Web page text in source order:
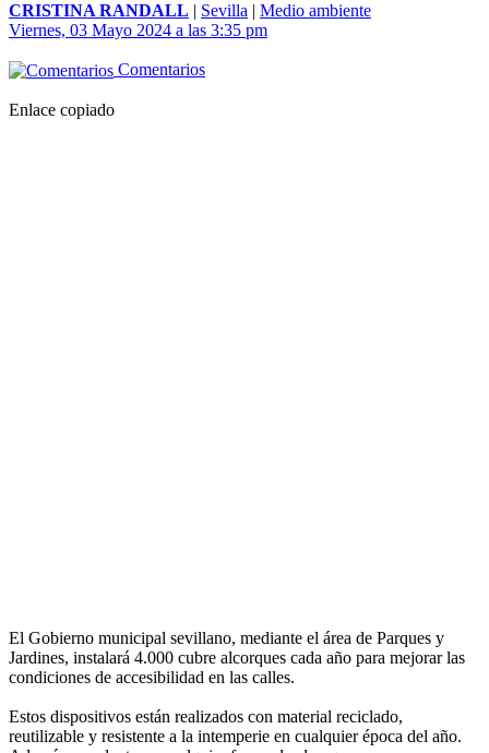
CRISTINA RANDALL | Sevilla | Medio ambiente
Viernes, 03 Mayo 2024 a las 3:35 pm
Comentarios
Enlace copiado
El Gobierno municipal sevillano, mediante el área de Parques y
Jardines, instalará 4.000 cubre alcorques cada año para mejorar las
condiciones de accesibilidad en las calles.
Estos dispositivos están realizados con material reciclado,
reutilizable y resistente a la intemperie en cualquier época del año.